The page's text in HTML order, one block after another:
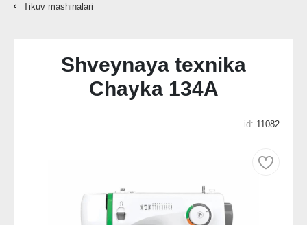
Tikuv mashinalari
Shveynaya texnika
Chayka 134A
id: 11082